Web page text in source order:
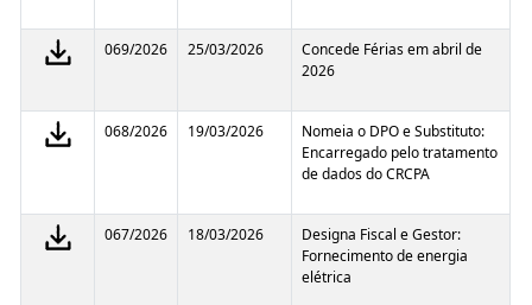
069/2026 25/03/2026
Concede Férias em abril de
2026
068/2026 19/03/2026
Nomeia o DPO e Substituto:
Encarregado pelo tratamento
de dados do CRCPA
067/2026 18/03/2026
Designa Fiscal e Gestor:
Fornecimento de energia
elétrica